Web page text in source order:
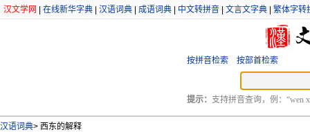
汉文学网 在线新华字典 汉语词典 成语词典 中文转拼音 文言文字典 繁体字转
按拼音检索 按部首检索
提示： 支持拼音查询，例：“wen
汉语词典> 西东的解释